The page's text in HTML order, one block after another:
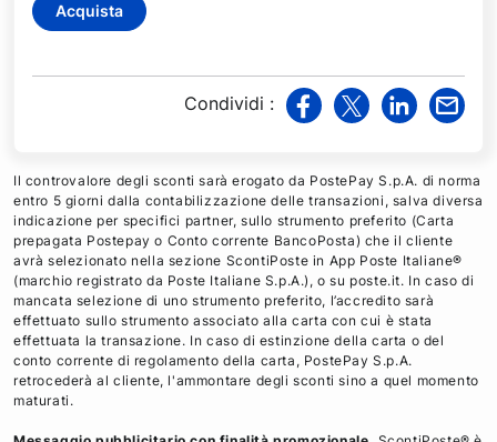
Acquista
Condividi :
v
a
F
a
c
e
b
o
o
k
v
a
T
w
i
t
t
e
r
v
a
L
i
n
k
e
d
n
M
Il controvalore degli sconti sarà erogato da PostePay S.p.A. di norma
entro 5 giorni dalla contabilizzazione delle transazioni, salva diversa
indicazione per specifici partner, sullo strumento preferito (Carta
prepagata Postepay o Conto corrente BancoPosta) che il cliente
avrà selezionato nella sezione ScontiPoste in App Poste Italiane®
(marchio registrato da Poste Italiane S.p.A.), o su poste.it. In caso di
mancata selezione di uno strumento preferito, l’accredito sarà
effettuato sullo strumento associato alla carta con cui è stata
effettuata la transazione. In caso di estinzione della carta o del
conto corrente di regolamento della carta, PostePay S.p.A.
retrocederà al cliente, l'ammontare degli sconti sino a quel momento
maturati.